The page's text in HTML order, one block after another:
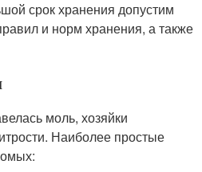
срок хранения допустим
и норм хранения, а также
моль, хозяйки
Наиболее простые